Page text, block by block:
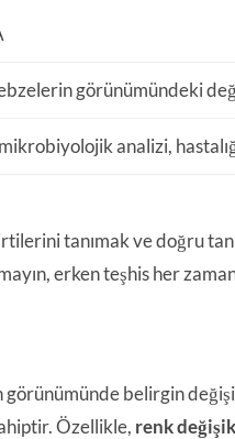
görünümündeki
analizi,
tanımak ve doğru
erken teşhis her
belirgin
Özellikle, renk